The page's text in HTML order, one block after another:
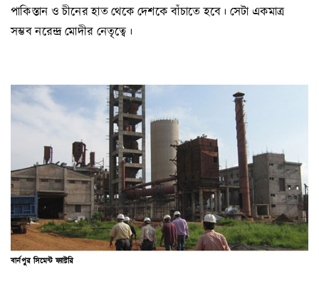
পাকিস্তান ও চীনের হাত থেকে দেশকে বাঁচাতে হবে। সেটা একমাত্র
সম্ভব নরেন্দ্র মোদীর নেতৃত্বে।
বার্নপুর সিমেন্ট ফ্যাক্টরি